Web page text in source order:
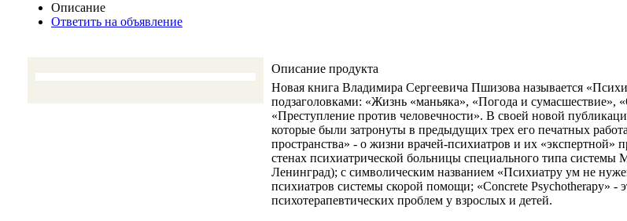
Описание
Ответить на объявление
Описание продукта
Новая книга Владимира Сергеевича Пшизова называется
подзаголовками: «Жизнь «маньяка», «Погода и сумасшествие»,
«Преступление против человечности». В своей новой
которые были затронуты в предыдущих трех его печатных
пространства» - о жизни врачей-психиатров и их «экспертной»
стенах психиатрической больницы специального типа
Ленинград); с символическим названием «Психиатру ум не
психиатров системы скорой помощи; «Concrete Psychotherapy» -
психотерапевтических проблем у взрослых и детей.